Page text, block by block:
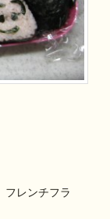
フレンチフラ